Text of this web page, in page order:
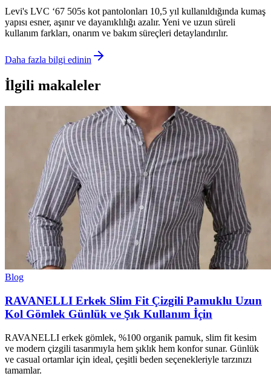
Levi's LVC ‘67 505s kot pantolonları 10,5 yıl kullanıldığında kumaş
yapısı esner, aşınır ve dayanıklılığı azalır. Yeni ve uzun süreli
kullanım farkları, onarım ve bakım süreçleri detaylandırılır.
Daha fazla bilgi edinin
İlgili makaleler
Blog
RAVANELLI Erkek Slim Fit Çizgili Pamuklu Uzun
Kol Gömlek Günlük ve Şık Kullanım İçin
RAVANELLI erkek gömlek, %100 organik pamuk, slim fit kesim
ve modern çizgili tasarımıyla hem şıklık hem konfor sunar. Günlük
ve casual ortamlar için ideal, çeşitli beden seçenekleriyle tarzınızı
tamamlar.